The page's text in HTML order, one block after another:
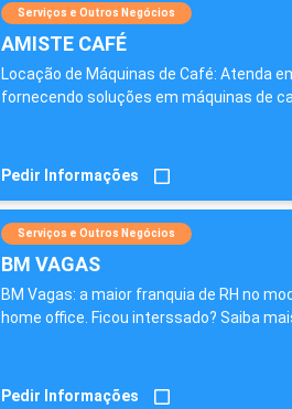
Serviços e Outros Negócios
AMISTE CAFÉ
Locação de Máquinas de Café: Atenda
fornecendo soluções em máquinas de
Pedir Informações
Serviços e Outros Negócios
BM VAGAS
BM Vagas: a maior franquia de RH no
home office. Ficou interssado? Saiba
Pedir Informações